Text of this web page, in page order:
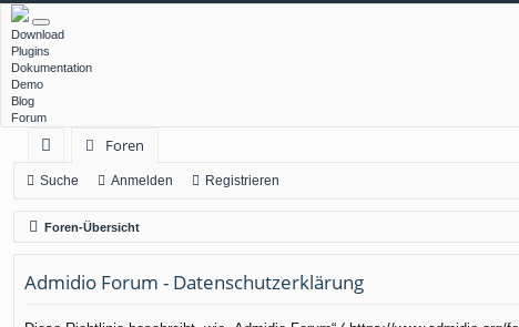
Download
Plugins
Dokumentation
Demo
Blog
Forum
ch
ne
llz
ug
Foren
Suche Anmelden Registrieren
Foren-Übersicht
Admidio Forum - Datenschutzerklärung